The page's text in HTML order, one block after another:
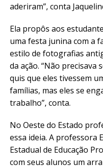
aderiram”, conta
Ela propôs aos
uma festa junina com a
estilo de fotografias
da ação. “Não precisava
quis que eles tivessem
famílias, mas eles se
trabalho”, conta.
No Oeste do Estado
essa ideia. A professora
Estadual de Educação
com seus alunos um